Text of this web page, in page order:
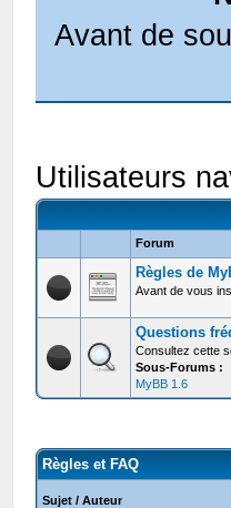
Avant de
Utilisateurs
Forum
Règles de
Avant de vous
Questions
Consultez cette
Sous-Forums :
MyBB 1.6
Règles et FAQ
Sujet /Auteur